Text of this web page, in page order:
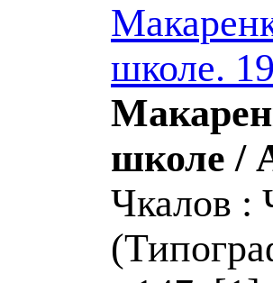
школе.
школе /
Чкалов :